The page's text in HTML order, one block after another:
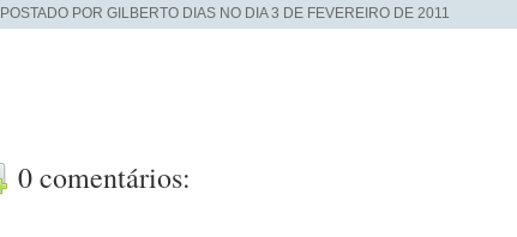
POSTADO POR GILBERTO DIAS NO DIA3 DE FEVEREIRO DE 2011
0 comentários: